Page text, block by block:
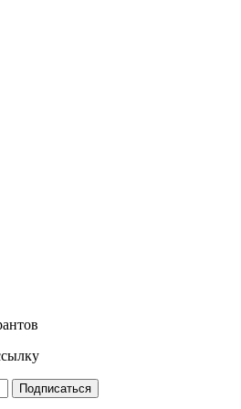
Подписаться